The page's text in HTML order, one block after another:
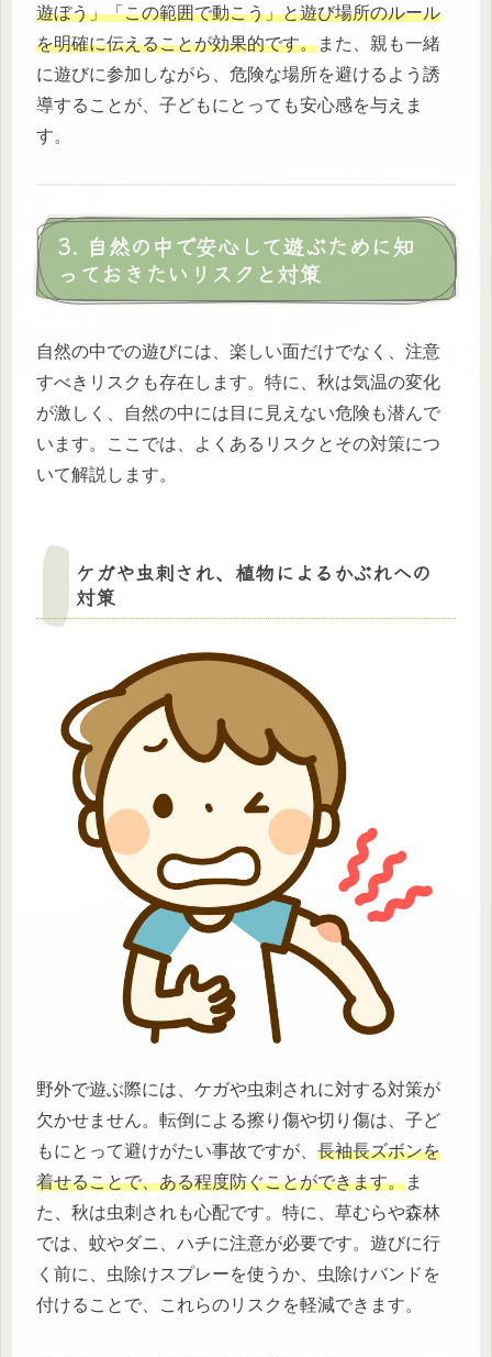
遊ぼう」「この範囲で動こう」と遊び場所のルール
を明確に伝えることが効果的です。また、親も一緒
に遊びに参加しながら、危険な場所を避けるよう誘
導することが、子どもにとっても安心感を与えま
す。
3. 自然の中で安心して遊ぶために知
っておきたいリスクと対策
自然の中での遊びには、楽しい面だけでなく、注意
すべきリスクも存在します。特に、秋は気温の変化
が激しく、自然の中には目に見えない危険も潜んで
います。ここでは、よくあるリスクとその対策につ
いて解説します。
ケガや虫刺され、植物によるかぶれへの
対策
野外で遊ぶ際には、ケガや虫刺されに対する対策が
欠かせません。転倒による擦り傷や切り傷は、子ど
もにとって避けがたい事故ですが、 長袖長ズボンを
着せることで、ある程度防ぐことができます。ま
た、秋は虫刺されも心配です。特に、草むらや森林
では、蚊やダニ、ハチに注意が必要です。遊びに行
く前に、虫除けスプレーを使うか、虫除けバンドを
付けることで、これらのリスクを軽減できます。